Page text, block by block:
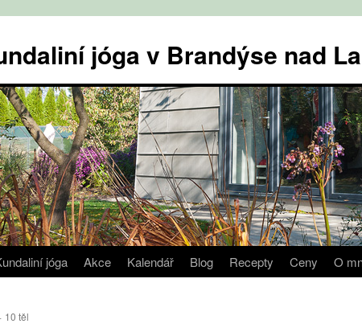
jóga v Brandýse nad
jóga Akce Kalendář Blog Recepty Ceny O
10 těl